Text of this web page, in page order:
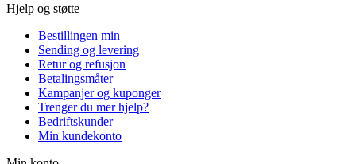
Hjelp og støtte
Bestillingen min
Sending og levering
Retur og refusjon
Betalingsmåter
Kampanjer og kuponger
Trenger du mer hjelp?
Bedriftskunder
Min kundekonto